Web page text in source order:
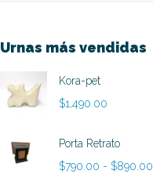
Urnas más vendidas
Kora-pet
$1,490.00
Porta Retrato
$790.00 - $890.00